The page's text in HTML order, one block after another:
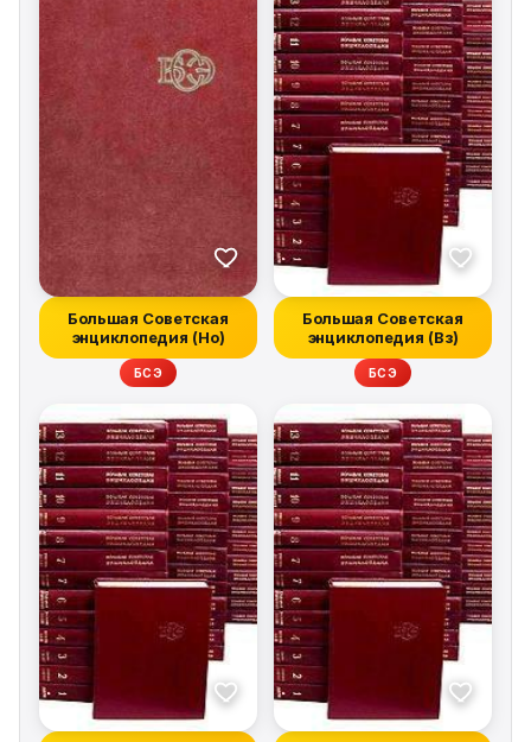
Большая Советская
энциклопедия (Но)
БСЭ
Большая Советская
энциклопедия (Вз)
БСЭ